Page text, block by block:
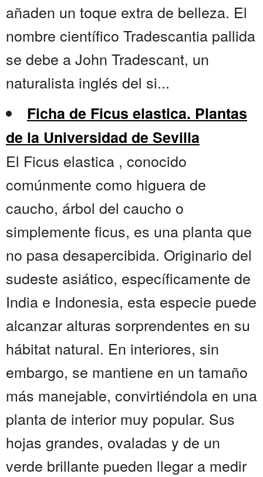
añaden un toque extra de belleza. El
nombre científico Tradescantia pallida
se debe a John Tradescant, un
naturalista inglés del si...
Ficha de Ficus elastica. Plantas
de la Universidad de Sevilla
El Ficus elastica , conocido
comúnmente como higuera de
caucho, árbol del caucho o
simplemente ficus, es una planta que
no pasa desapercibida. Originario del
sudeste asiático, específicamente de
India e Indonesia, esta especie puede
alcanzar alturas sorprendentes en su
hábitat natural. En interiores, sin
embargo, se mantiene en un tamaño
más manejable, convirtiéndola en una
planta de interior muy popular. Sus
hojas grandes, ovaladas y de un
verde brillante pueden llegar a medir